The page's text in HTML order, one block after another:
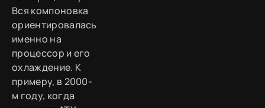
Вся компоновка
ориентировалась
именно на
процессор и его
охлаждение. К
примеру, в 2000-
м году, когда